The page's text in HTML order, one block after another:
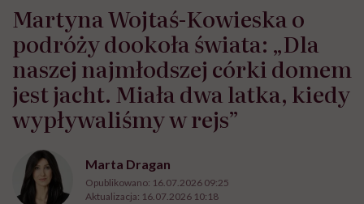
Martyna Wojtaś-Kowieska o
podróży dookoła świata: „Dla
naszej najmłodszej córki domem
jest jacht. Miała dwa latka, kiedy
wypływaliśmy w rejs”
Marta Dragan
Opublikowano: 16.07.2026 09:25
Aktualizacja: 16.07.2026 10:18